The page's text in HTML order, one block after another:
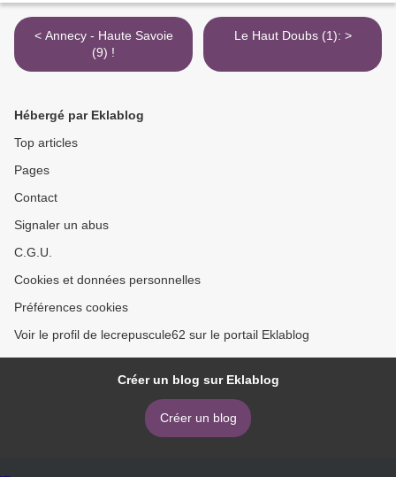
< Annecy - Haute Savoie
(9) !
Le Haut Doubs (1): >
Hébergé par Eklablog
Top articles
Pages
Contact
Signaler un abus
C.G.U.
Cookies et données personnelles
Préférences cookies
Voir le profil de lecrepuscule62 sur le portail Eklablog
Créer un blog sur Eklablog
Créer un blog